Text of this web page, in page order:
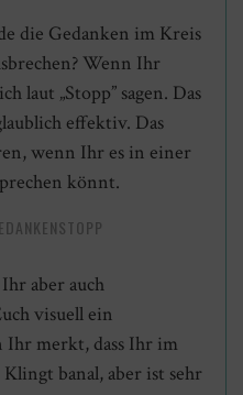
die Gedanken im Kreis
Wenn Ihr
laut „Stopp” sagen. Das
effektiv. Das
wenn Ihr es in einer
könnt.
aber auch
visuell ein
Ihr merkt, dass Ihr im
banal, aber ist sehr